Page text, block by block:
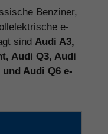
Benziner,
e-
sind Audi A3,
Audi Q3, Audi
Audi Q6 e-